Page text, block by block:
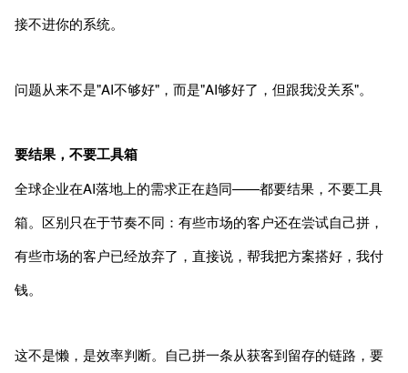
接不进你的系统。
问题从来不是"AI不够好"，而是"AI够好了，但跟我没关系"。
要结果，不要工具箱
全球企业在AI落地上的需求正在趋同——都要结果，不要工具
箱。区别只在于节奏不同：有些市场的客户还在尝试自己拼，
有些市场的客户已经放弃了，直接说，帮我把方案搭好，我付
钱。
这不是懒，是效率判断。自己拼一条从获客到留存的链路，要